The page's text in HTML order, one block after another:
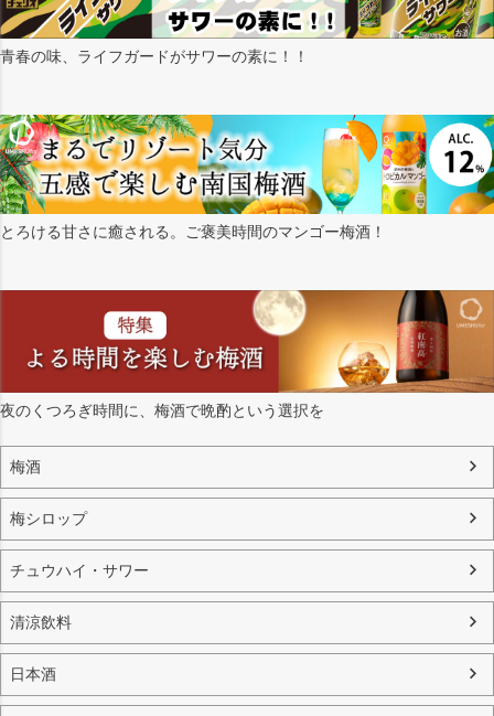
青春の味、ライフガードがサワーの素に！！
とろける甘さに癒される。ご褒美時間のマンゴー梅酒！
夜のくつろぎ時間に、梅酒で晩酌という選択を
梅酒
梅シロップ
チュウハイ・サワー
清涼飲料
日本酒